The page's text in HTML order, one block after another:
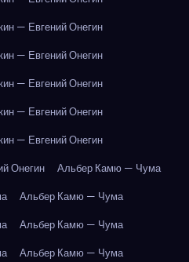
— Евгений Онегин
— Евгений Онегин
— Евгений Онегин
— Евгений Онегин
— Евгений Онегин
Онегин
Альбер Камю — Чума
Альбер Камю — Чума
Альбер Камю — Чума
Альбер Камю — Чума